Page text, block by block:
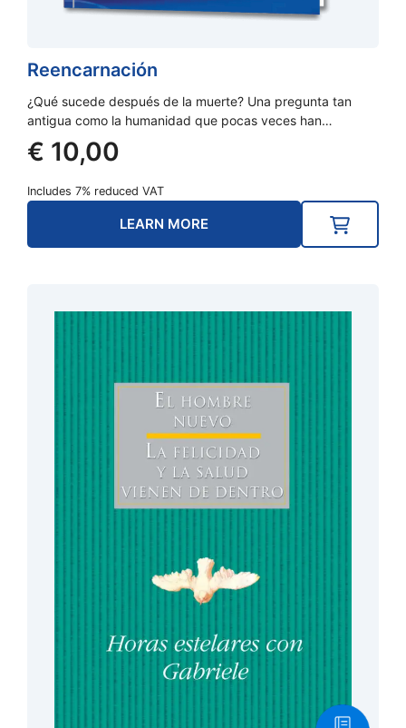
Reencarnación
¿Qué sucede después de la muerte? Una pregunta tan
antigua como la humanidad que pocas veces han…
€ 10,00
Includes 7% reduced VAT
LEARN MORE